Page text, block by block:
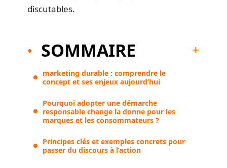
discutables.
SOMMAIRE
marketing durable : comprendre le
concept et ses enjeux aujourd’hui
Pourquoi adopter une démarche
responsable change la donne pour les
marques et les consommateurs ?
Principes clés et exemples concrets pour
passer du discours à l’action